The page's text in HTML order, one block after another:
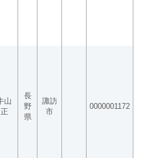
山
正
長
野
県
諏訪
市
0000001172